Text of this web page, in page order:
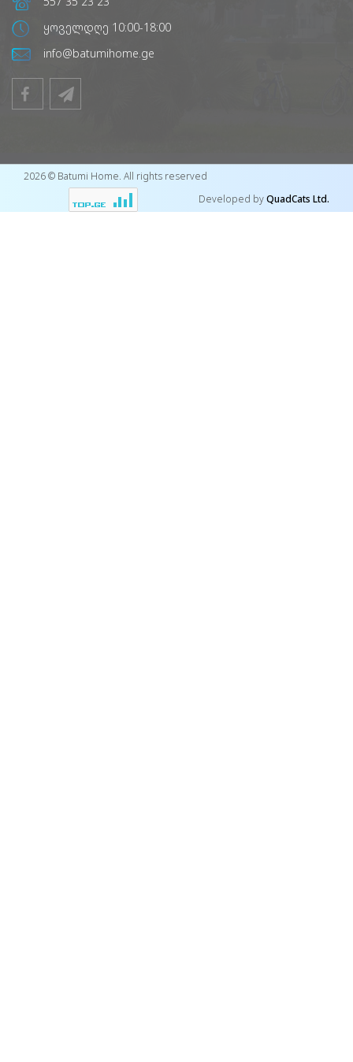
ყოველდღე 10:00-18:00
info@batumihome.ge
2026 © Batumi Home. All rights reserved
Developed byQuadCats Ltd.